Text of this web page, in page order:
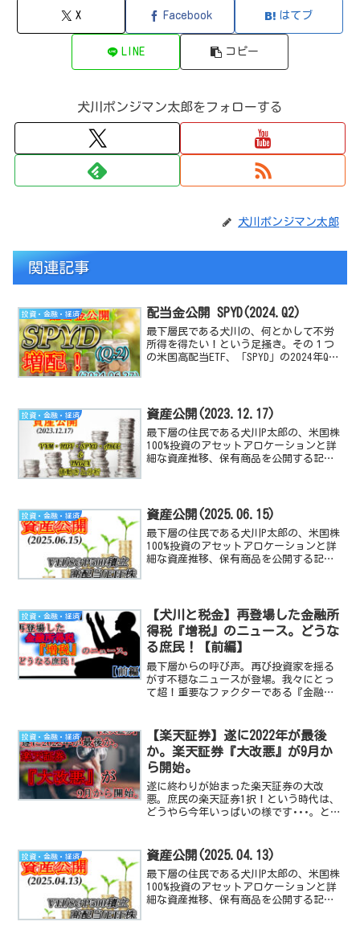
X Facebook はてブ
LINE コピー
犬川ポンジマン太郎をフォローする
犬川ポンジマン太郎
関連記事
投資・金融・経済 配当金公開 SPYD(2024.Q2)
最下層民である犬川の、何とかして不労
所得を得たい！という足掻き。その１つ
の米国高配当ETF、「SPYD」の2024年Q2
投資・金融・経済 資産公開(2023.12.17)
最下層の住民である犬川P太郎の、米国株
100%投資のアセットアロケーションと詳
細な資産推移、保有商品を公開する記事
投資・金融・経済 資産公開(2025.06.15)
最下層の住民である犬川P太郎の、米国株
100%投資のアセットアロケーションと詳
細な資産推移、保有商品を公開する記事
投資・金融・経済
【犬川と税金】再登場した金融所
得税『増税』のニュース。どうな
る庶民！【前編】
最下層からの呼び声。再び投資家を揺る
がす不穏なニュースが登場。我々にとっ
て超！重要なファクターである『金融所
投資・金融・経済
【楽天証券】遂に2022年が最後
か。楽天証券『大改悪』が9月か
ら開始。
遂に終わりが始まった楽天証券の大改
悪。庶民の楽天証券1択！という時代は、
どうやら今年いっぱいの様です･･･。とい
投資・金融・経済 資産公開(2025.04.13)
最下層の住民である犬川P太郎の、米国株
100%投資のアセットアロケーションと詳
細な資産推移、保有商品を公開する記事